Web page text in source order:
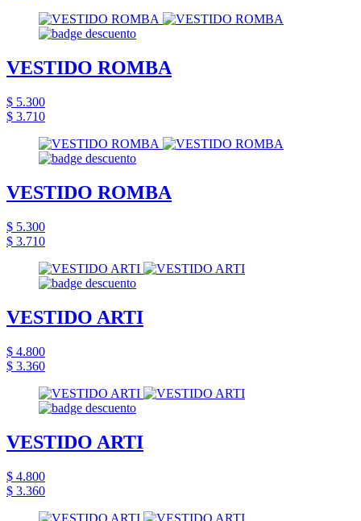
VESTIDO ROMBA
$ 5.300
$ 3.710
VESTIDO ROMBA
$ 5.300
$ 3.710
VESTIDO ARTI
$ 4.800
$ 3.360
VESTIDO ARTI
$ 4.800
$ 3.360